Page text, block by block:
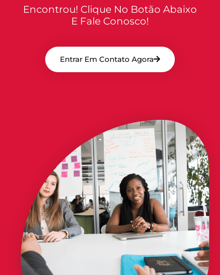
Encontrou! Clique No Botão Abaixo
E Fale Conosco!
Entrar Em Contato Agora